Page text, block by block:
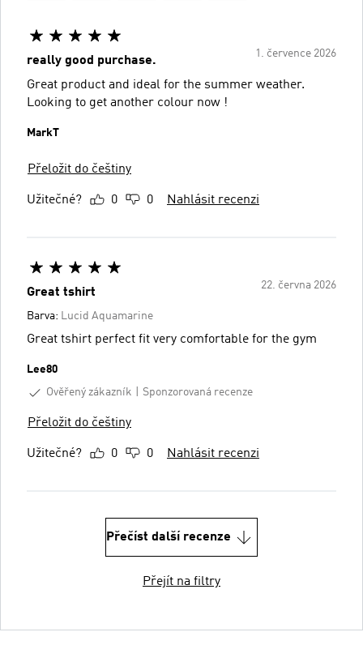
1. července 2026
really good purchase.
Great product and ideal for the summer weather.
Looking to get another colour now !
MarkT
Přeložit do češtiny
Užitečné? 0 0 Nahlásit recenzi
22. června 2026
Great tshirt
Barva: Lucid Aquamarine
Great tshirt perfect fit very comfortable for the gym
Lee80
Ověřený zákazník
Sponzorovaná recenze
Přeložit do češtiny
Užitečné? 0 0 Nahlásit recenzi
Přečíst další recenze
Přejít na filtry